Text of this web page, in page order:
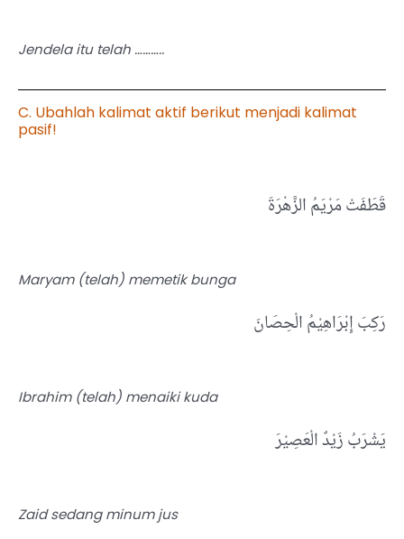
Jendela itu telah ………..
C. Ubahlah kalimat aktif berikut menjadi kalimat
pasif!
قَطَفَتْ مَرْيَمُ الزَّهْرَةَ
Maryam (telah) memetik bunga
رَكِبَ إِبْرَاهِيْمُ الْحِصَانَ
Ibrahim (telah) menaiki kuda
يَشْرَبُ زَيْدٌ الْعَصِيْرَ
Zaid sedang minum jus